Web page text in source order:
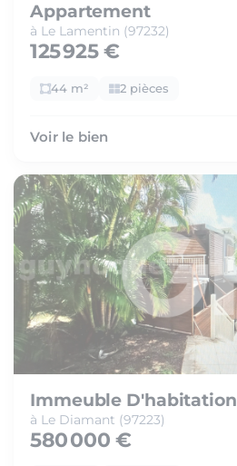
Appartement
à Le Lamentin (97232)
125 925 €
44 m² 2 pièces
Voir le bien
Immeuble D'habitation
à Le Diamant (97223)
580 000 €